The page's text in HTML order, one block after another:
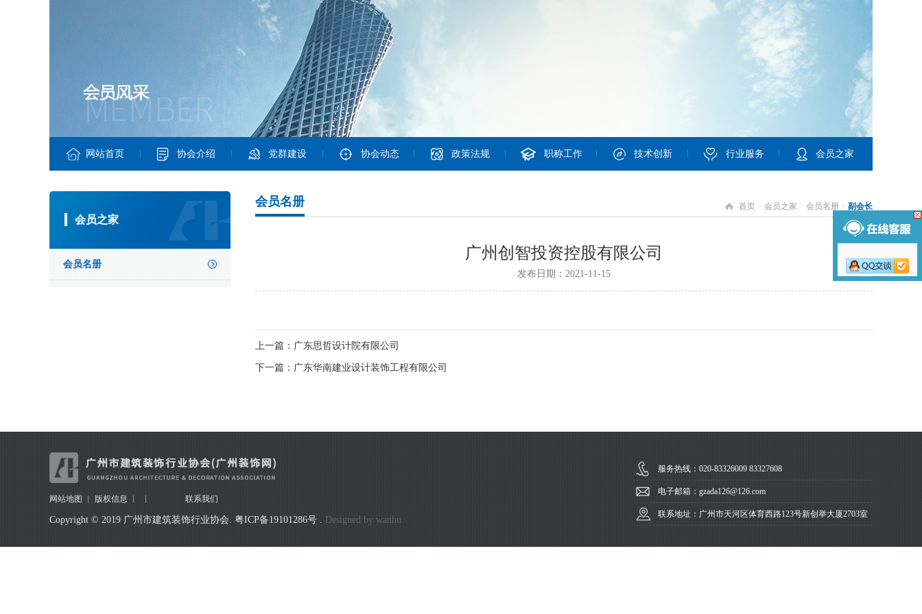
网站首页 协会介绍 党群建设 协会动态 政策法规 职称工作 技术创新 行业服务 会员之家
会员之家
会员名册
首页 > 会员之家 > 会员名册 > 副会长
会员名册
广州创智投资控股有限公司
发布日期：2021-11-15
上一篇：广东思哲设计院有限公司
下一篇：广东华南建业设计装饰工程有限公司
网站地图 版权信息 联系我们
Copyright © 2019 广州市建筑装饰行业协会. 粤ICP备19101286号 Designed by wanhu
服务热线：020-83326009 83327608
电子邮箱：gzada126@126.com
联系地址：广州市天河区体育西路123号新创举大厦2703室